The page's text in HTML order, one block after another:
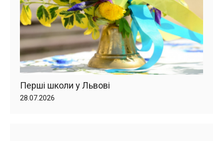
Перші школи у Львові
28.07.2026